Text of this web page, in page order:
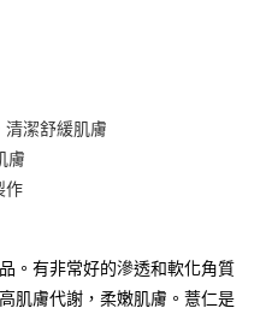
清潔舒緩肌膚
膚
作
。有非常好的滲透和軟化角質
肌膚代謝，柔嫩肌膚。薏仁是